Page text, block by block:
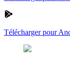
Télécharger pour